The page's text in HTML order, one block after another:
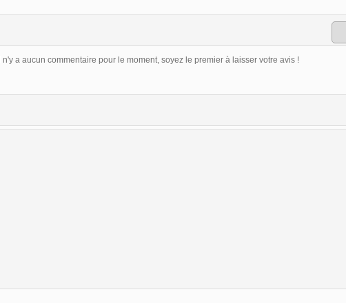
Il n'y a aucun commentaire pour le moment, soyez le premier à laisser votre avis !